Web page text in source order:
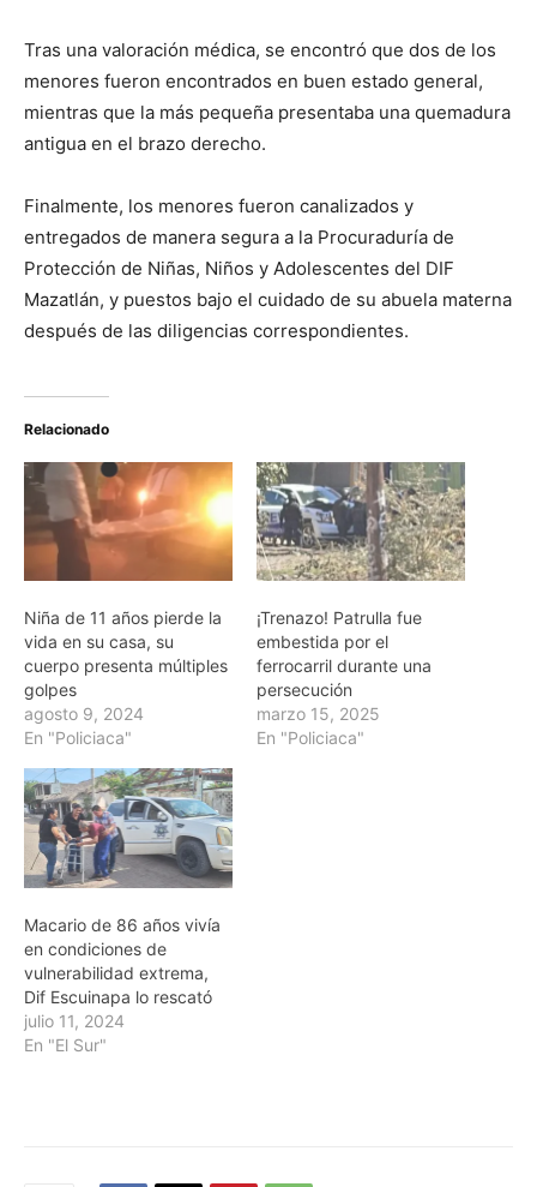
Tras una valoración médica, se encontró que dos de los
menores fueron encontrados en buen estado general,
mientras que la más pequeña presentaba una quemadura
antigua en el brazo derecho.
Finalmente, los menores fueron canalizados y
entregados de manera segura a la Procuraduría de
Protección de Niñas, Niños y Adolescentes del DIF
Mazatlán, y puestos bajo el cuidado de su abuela materna
después de las diligencias correspondientes.
Relacionado
Niña de 11 años pierde la
vida en su casa, su
cuerpo presenta múltiples
golpes
agosto 9, 2024
En "Policiaca"
¡Trenazo! Patrulla fue
embestida por el
ferrocarril durante una
persecución
marzo 15, 2025
En "Policiaca"
Macario de 86 años vivía
en condiciones de
vulnerabilidad extrema,
Dif Escuinapa lo rescató
julio 11, 2024
En "El Sur"